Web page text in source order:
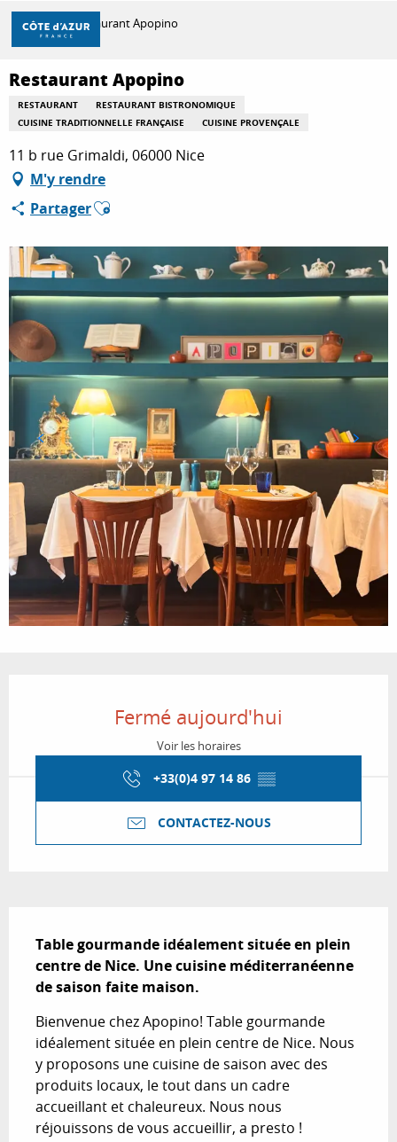
Aller
contenu
principal
DÉCOUVRIR
À FAIRE
SÉJOURNER
Accueil Restaurant Apopino
Restaurant Apopino
RESTAURANT
RESTAURANT BISTRONOMIQUE
CUISINE TRADITIONNELLE FRANÇAISE
CUISINE PROVENÇALE
11 b rue Grimaldi, 06000 Nice
M'y rendre
PartagerAjouter aux favoris
Fermé aujourd'hui
Voir les horaires
+33(0)4 97 14 86 ▒▒
CONTACTEZ-NOUS
Table gourmande idéalement située en plein
centre de Nice. Une cuisine méditerranéenne
de saison faite maison.
Bienvenue chez Apopino! Table gourmande
idéalement située en plein centre de Nice. Nous
y proposons une cuisine de saison avec des
produits locaux, le tout dans un cadre
accueillant et chaleureux. Nous nous
réjouissons de vous accueillir, a presto !